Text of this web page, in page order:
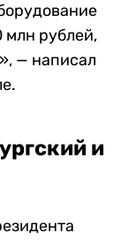
млн рублей,
— написал
и